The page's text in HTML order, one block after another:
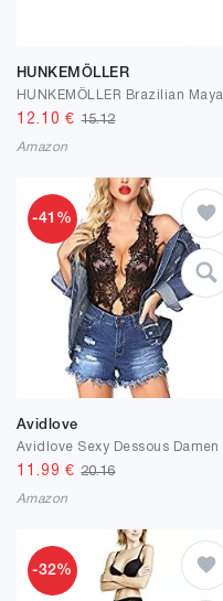
HUNKEMÖLLER
HUNKEMÖLLER Brazilian Maya
12.10 €15.12
Amazon
-41%
Avidlove
11.99 €20.16
Amazon
-32%